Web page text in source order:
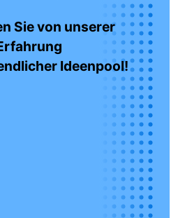
Sie von unserer
Ideenpool!